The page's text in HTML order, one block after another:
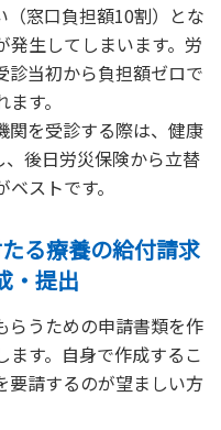
窓口負担額10割）とな
発生してしまいます。労
診当初から負担額ゼロで
す。
関を受診する際は、健康
後日労災保険から立替
ストです。
る療養の給付請求
・提出
らうための申請書類を作
す。自身で作成するこ
要請するのが望ましい方